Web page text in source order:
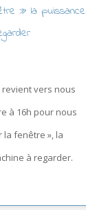
» la puissance
revient vers nous
à 16h pour nous
la fenêtre », la
à regarder.